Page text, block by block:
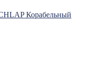
Корабельный